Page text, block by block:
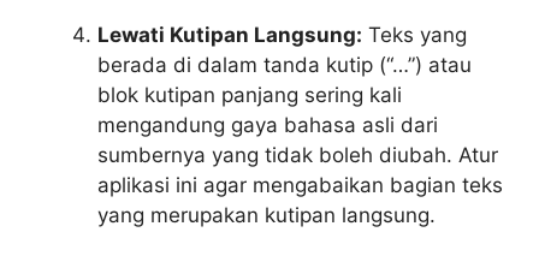
Lewati Kutipan Langsung: Teks yang
berada di dalam tanda kutip (“…”) atau
blok kutipan panjang sering kali
mengandung gaya bahasa asli dari
sumbernya yang tidak boleh diubah. Atur
aplikasi ini agar mengabaikan bagian teks
yang merupakan kutipan langsung.